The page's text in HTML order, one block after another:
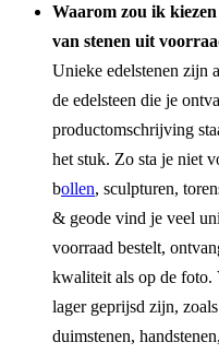
Waarom zou ik
van stenen uit
Unieke edelstenen zijn
de edelsteen die je
productomschrijving
het stuk. Zo sta je niet
bollen, sculpturen,
& geode vind je veel
voorraad bestelt,
kwaliteit als op de foto.
lager geprijsd zijn,
duimstenen,